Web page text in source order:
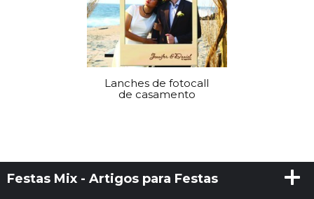
Lanches de fotocall
de casamento
Festas Mix - Artigos para Festas